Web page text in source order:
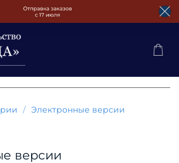
Электронные версии
версии